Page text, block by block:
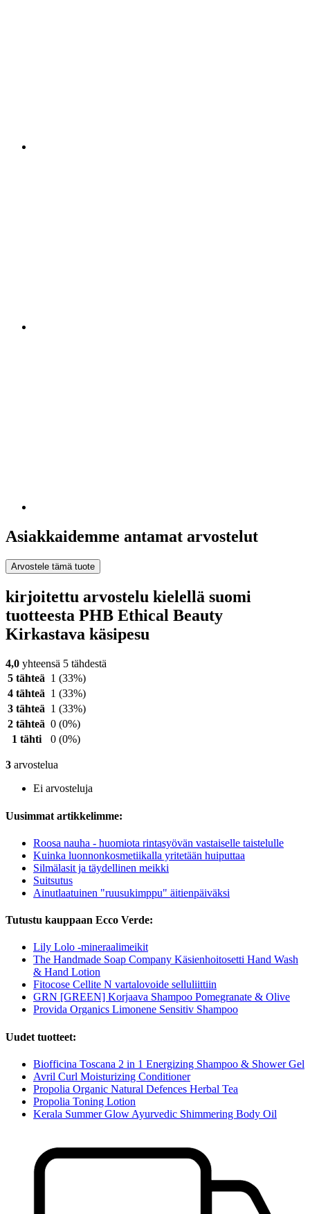
Asiakkaidemme antamat arvostelut
Arvostele tämä tuote
kirjoitettu arvostelu kielellä suomi
tuotteesta PHB Ethical Beauty
Kirkastava käsipesu
4,0 yhteensä 5 tähdestä
5 tähteä 1 (33%)
4 tähteä 1 (33%)
3 tähteä 1 (33%)
2 tähteä 0 (0%)
1 tähti
0 (0%)
3 arvostelua
Ei arvosteluja
Uusimmat artikkelimme:
Roosa nauha - huomiota rintasyövän vastaiselle taistelulle
Kuinka luonnonkosmetiikalla yritetään huiputtaa
Silmälasit ja täydellinen meikki
Suitsutus
Ainutlaatuinen "ruusukimppu" äitienpäiväksi
Tutustu kauppaan Ecco Verde:
Lily Lolo -mineraalimeikit
The Handmade Soap Company Käsienhoitosetti Hand Wash
& Hand Lotion
Fitocose Cellite N vartalovoide selluliittiin
GRN [GREEN] Korjaava Shampoo Pomegranate & Olive
Provida Organics Limonene Sensitiv Shampoo
Uudet tuotteet:
Biofficina Toscana 2 in 1 Energizing Shampoo & Shower Gel
Avril Curl Moisturizing Conditioner
Propolia Organic Natural Defences Herbal Tea
Propolia Toning Lotion
Kerala Summer Glow Ayurvedic Shimmering Body Oil